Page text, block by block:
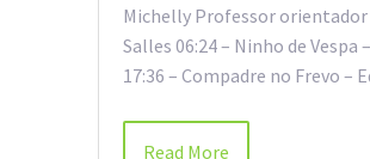
Michelly Professor orientador
Salles 06:24 – Ninho de
17:36 – Compadre no Frevo –
Read More